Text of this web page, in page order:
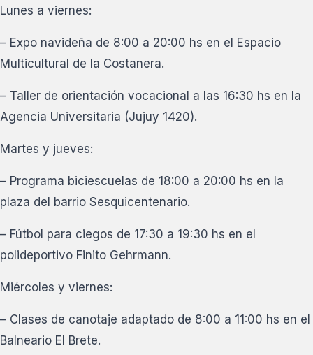
Lunes a viernes:
– Expo navideña de 8:00 a 20:00 hs en el Espacio
Multicultural de la Costanera.
– Taller de orientación vocacional a las 16:30 hs en la
Agencia Universitaria (Jujuy 1420).
Martes y jueves:
– Programa biciescuelas de 18:00 a 20:00 hs en la
plaza del barrio Sesquicentenario.
– Fútbol para ciegos de 17:30 a 19:30 hs en el
polideportivo Finito Gehrmann.
Miércoles y viernes:
– Clases de canotaje adaptado de 8:00 a 11:00 hs en el
Balneario El Brete.